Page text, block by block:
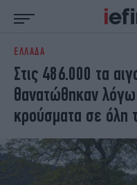
ΕΙΔΗΣΕΙΣ
NON PAPER
ΟΙΚΟΝΟΜΙΑ
ΠΟΛΙΤΙΣΜΟΣ
ΖΩΗ
ΓΥΝΑΙΚΑ
ΕΛΛΑΔΑ
Στις 486.000 τα
θανατώθηκαν
κρούσματα σε όλη